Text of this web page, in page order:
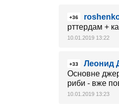
+36
рттердам +
10.01.2019 13:22
+33
Леонид
Основне
риби - вже
10.01.2019 13:23